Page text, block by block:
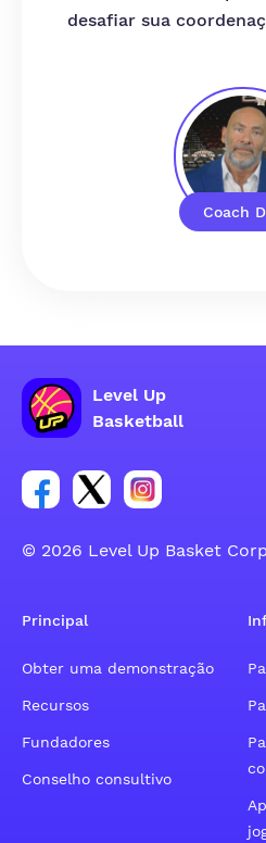
Coach
desafiar sua
Level Up
Basketball
Link para o grupo social da
Link para o grupo
Link para o
© 2026 Level Up Basket
Principal
Obter uma demonstração
Recursos
Fundadores
Conselho consultivo